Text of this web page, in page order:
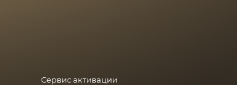
Сервис активации